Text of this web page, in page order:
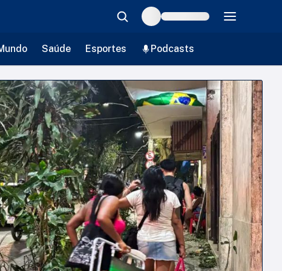
Saúde Esportes Podcasts